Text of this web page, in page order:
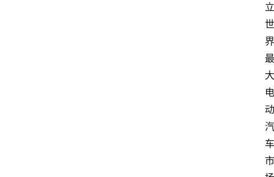
立
世
界
最
大
电
动
汽
车
市